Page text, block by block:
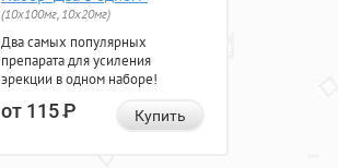
(10x100мг, 10x20мг)
Два самых популярных
препарата для усиления
эрекции в одном наборе!
от 115Р Купить